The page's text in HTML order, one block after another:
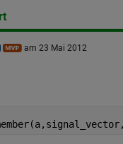
am 23 Mai 2012